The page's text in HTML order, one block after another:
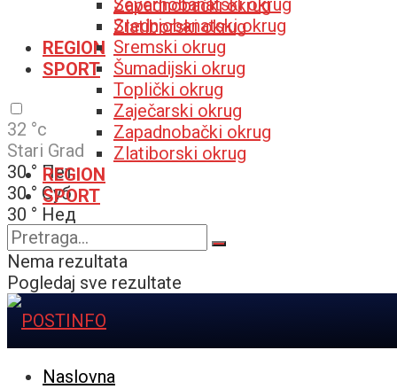
Zapadnobački okrug
Zlatiborski okrug
REGION
SPORT
32 °c
Stari Grad
30 ° Пет
30 ° Суб
30 ° Нед
32 ° Пон
Severnobanatski okrug
Srednjobanatski okrug
Sremski okrug
Šumadijski okrug
Toplički okrug
Zaječarski okrug
Zapadnobački okrug
Zlatiborski okrug
REGION
SPORT
Nema rezultata
Pogledaj sve rezultate
Naslovna